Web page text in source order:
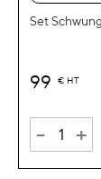
Set
99 € HT
- +